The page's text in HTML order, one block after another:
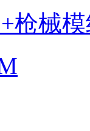
枪械